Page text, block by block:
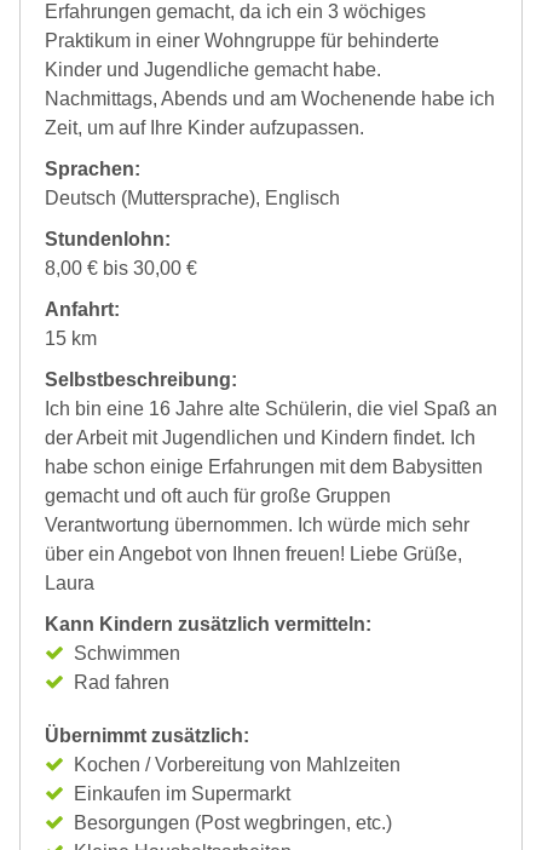
Erfahrungen gemacht, da ich ein 3 wöchiges
Praktikum in einer Wohngruppe für behinderte
Kinder und Jugendliche gemacht habe.
Nachmittags, Abends und am Wochenende habe ich
Zeit, um auf Ihre Kinder aufzupassen.
Sprachen:
Deutsch (Muttersprache), Englisch
Stundenlohn:
8,00 € bis 30,00 €
Anfahrt:
15 km
Selbstbeschreibung:
Ich bin eine 16 Jahre alte Schülerin, die viel Spaß an
der Arbeit mit Jugendlichen und Kindern findet. Ich
habe schon einige Erfahrungen mit dem Babysitten
gemacht und oft auch für große Gruppen
Verantwortung übernommen. Ich würde mich sehr
über ein Angebot von Ihnen freuen! Liebe Grüße,
Laura
Kann Kindern zusätzlich vermitteln:
Schwimmen
Rad fahren
Übernimmt zusätzlich:
Kochen / Vorbereitung von Mahlzeiten
Einkaufen im Supermarkt
Besorgungen (Post wegbringen, etc.)